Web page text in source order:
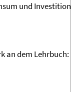
und Investition
an dem Lehrbuch: